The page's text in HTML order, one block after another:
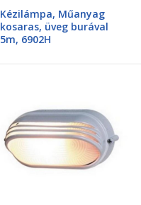
Kézilámpa, Műanyag
kosaras, üveg burával
5m, 6902H